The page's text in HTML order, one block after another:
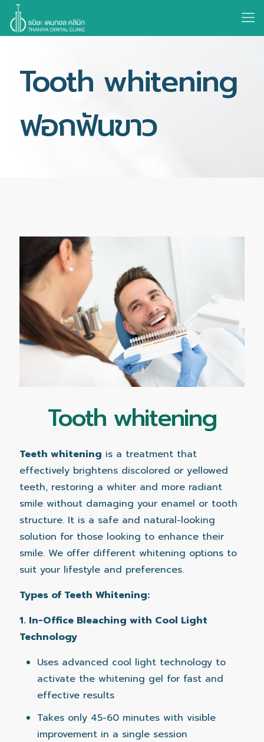
Tooth whitening
ฟอกฟันขาว
คลิกที่นี่ เพื่อติดต่อนัดหมายแพทย์ →
Tooth whitening
Teeth whitening is a treatment that
effectively brightens discolored or yellowed
teeth, restoring a whiter and more radiant
smile without damaging your enamel or tooth
structure. It is a safe and natural-looking
solution for those looking to enhance their
smile. We offer different whitening options to
suit your lifestyle and preferences.
Types of Teeth Whitening:
1. In-Office Bleaching with Cool Light
Technology
Uses advanced cool light technology to
activate the whitening gel for fast and
effective results
Takes only 45-60 minutes with visible
improvement in a single session